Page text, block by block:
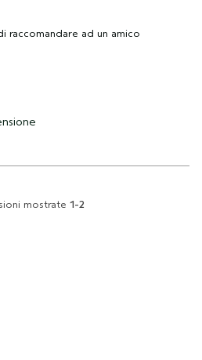
raccomandare ad un amico
mostrate 1-2